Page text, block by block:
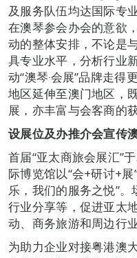
及服务队伍均达国际专
在澳琴参会办会的意欲
动的整体安排，不论是
具专业水平，分析行业
动“澳琴‧会展”品牌走得
地区延伸至澳门地区，
展，亦丰富与会客商的获
设展位及办推介会宣传
首届“亚太商旅会展汇”
际博览馆以“会+研讨+
乐，我们的服务之悦”。
行业分享等，促进亚太
动、商务旅游和周边行
为助力企业对接粤港澳